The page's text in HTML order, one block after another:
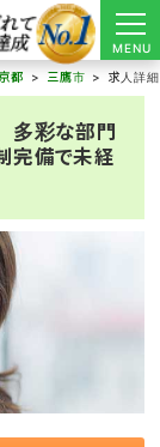
MENU
都 三鷹市 求人詳細
多彩な部門
完備で未経